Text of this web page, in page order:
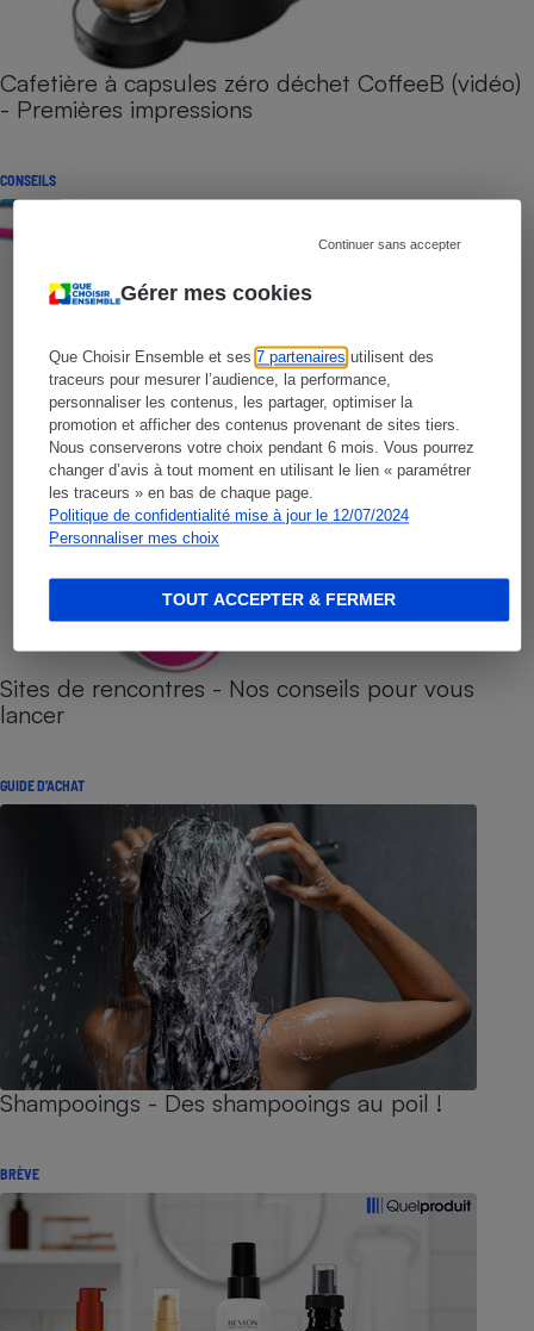
Gérer mes cookies
Que Choisir Ensemble et ses7 partenaires utilisent des
traceurs pour mesurer l’audience, la performance,
personnaliser les contenus, les partager, optimiser la
promotion et afficher des contenus provenant de sites tiers.
Nous conserverons votre choix pendant 6 mois. Vous pourrez
changer d’avis à tout moment en utilisant le lien « paramétrer
les traceurs » en bas de chaque page.
Politique de confidentialité mise à jour le 12/07/2024
Personnaliser mes choix
Continuer sans accepter
TOUT ACCEPTER & FERMER
Cafetière à capsules zéro déchet CoffeeB (vidéo)
- Premières impressions
CONSEILS
Sites de rencontres - Nos conseils pour vous
lancer
GUIDE D'ACHAT
Shampooings - Des shampooings au poil !
BRÈVE